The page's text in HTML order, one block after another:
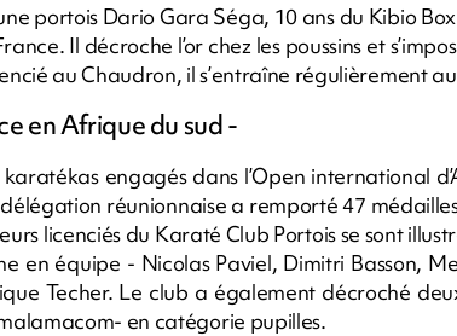
portois Dario Gara Séga, 10 ans du Kibio
Il décroche l’or chez les poussins et
au Chaudron, il s’entraîne régulièrement
en Afrique du sud -
engagés dans l’Open international
réunionnaise a remporté 47
licenciés du Karaté Club Portois se sont
en équipe - Nicolas Paviel, Dimitri Basson,
Techer. Le club a également décroché
en catégorie pupilles.